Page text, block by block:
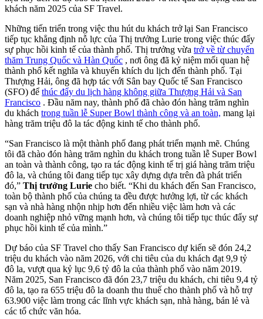
khách năm 2025 của SF Travel.
Những tiến triển trong việc thu hút du khách trở lại San Francisco
tiếp tục khẳng định nỗ lực của Thị trưởng Lurie trong việc thúc đẩy
sự phục hồi kinh tế của thành phố. Thị trưởng vừa trở về từ chuyến
thăm Trung Quốc và Hàn Quốc , nơi ông đã kỷ niệm mối quan hệ
thành phố kết nghĩa và khuyến khích du lịch đến thành phố. Tại
Thượng Hải, ông đã hợp tác với Sân bay Quốc tế San Francisco
(SFO) để thúc đẩy du lịch hàng không giữa Thượng Hải và San
Francisco . Đầu năm nay, thành phố đã chào đón hàng trăm nghìn
du khách trong tuần lễ Super Bowl thành công và an toàn, mang lại
hàng trăm triệu đô la tác động kinh tế cho thành phố.
“San Francisco là một thành phố đang phát triển mạnh mẽ. Chúng
tôi đã chào đón hàng trăm nghìn du khách trong tuần lễ Super Bowl
an toàn và thành công, tạo ra tác động kinh tế trị giá hàng trăm triệu
đô la, và chúng tôi đang tiếp tục xây dựng dựa trên đà phát triển
đó,” Thị trưởng Lurie cho biết. “Khi du khách đến San Francisco,
toàn bộ thành phố của chúng ta đều được hưởng lợi, từ các khách
sạn và nhà hàng nhộn nhịp hơn đến nhiều việc làm hơn và các
doanh nghiệp nhỏ vững mạnh hơn, và chúng tôi tiếp tục thúc đẩy sự
phục hồi kinh tế của mình.”
Dự báo của SF Travel cho thấy San Francisco dự kiến ​​sẽ đón 24,2
triệu du khách vào năm 2026, với chi tiêu của du khách đạt 9,9 tỷ
đô la, vượt qua kỷ lục 9,6 tỷ đô la của thành phố vào năm 2019.
Năm 2025, San Francisco đã đón 23,7 triệu du khách, chi tiêu 9,4 tỷ
đô la, tạo ra 655 triệu đô la doanh thu thuế cho thành phố và hỗ trợ
63.900 việc làm trong các lĩnh vực khách sạn, nhà hàng, bán lẻ và
các tổ chức văn hóa.